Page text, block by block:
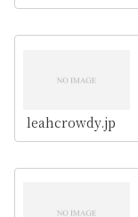
leahcrowdy.jp